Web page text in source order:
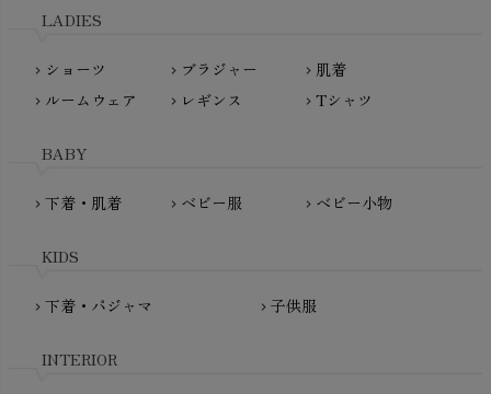
nanadecor（ナナデェコール）
PeopleTree（ピープルツリー）
PRISTINE（プリスティン）
fromF（フロムエフ）
Madame MO（マダムモー）
maggies（マギーズ）
MATONA（マトナ）
mini rodini（ミニロディーニ）
My Little Cozmo（マイリトルコズモ）
LADIES
chevron_right ショーツ chevron_right ブラジャー chevron_right 肌着
chevron_right ルームウェア chevron_right レギンス chevron_rightTシャツ
BABY
chevron_right 下着・肌着 chevron_right ベビー服 chevron_right ベビー小物
KIDS
chevron_right 下着・パジャマ chevron_right 子供服
INTERIOR